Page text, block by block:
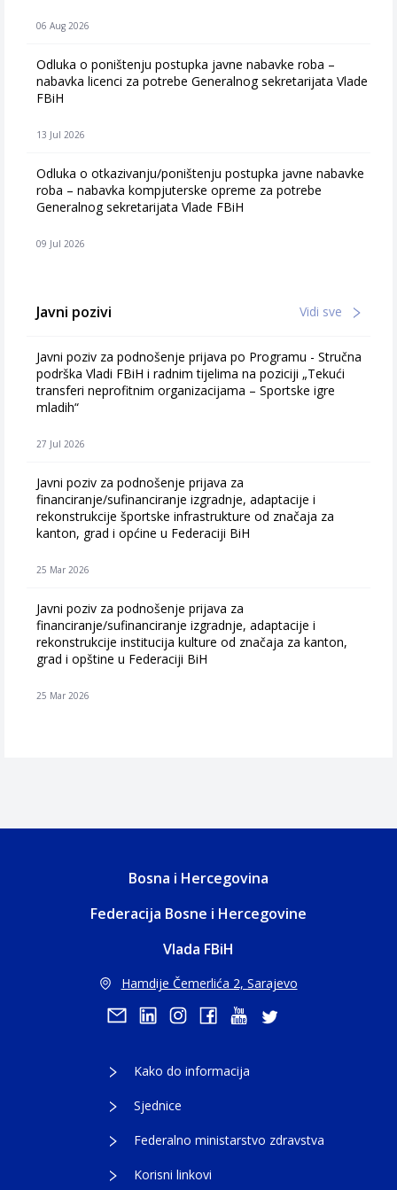
06 Aug 2026
Odluka o poništenju postupka javne nabavke roba –
nabavka licenci za potrebe Generalnog sekretarijata Vlade
FBiH
13 Jul 2026
Odluka o otkazivanju/poništenju postupka javne nabavke
roba – nabavka kompjuterske opreme za potrebe
Generalnog sekretarijata Vlade FBiH
09 Jul 2026
Javni pozivi Vidi sve
Javni poziv za podnošenje prijava po Programu - Stručna
podrška Vladi FBiH i radnim tijelima na poziciji „Tekući
transferi neprofitnim organizacijama – Sportske igre
mladih“
27 Jul 2026
Javni poziv za podnošenje prijava za
financiranje/sufinanciranje izgradnje, adaptacije i
rekonstrukcije športske infrastrukture od značaja za
kanton, grad i općine u Federaciji BiH
25 Mar 2026
Javni poziv za podnošenje prijava za
financiranje/sufinanciranje izgradnje, adaptacije i
rekonstrukcije institucija kulture od značaja za kanton,
grad i opštine u Federaciji BiH
25 Mar 2026
Bosna i Hercegovina
Federacija Bosne i Hercegovine
Vlada FBiH
Hamdije Čemerlića 2, Sarajevo
Kako do informacija
Sjednice
Federalno ministarstvo zdravstva
Korisni linkovi